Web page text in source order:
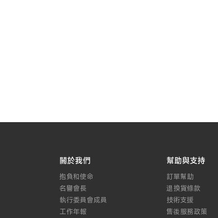
關於我們
抱負和使命
名譽會長
執行委員會成員
工作年報
幫助與支持
訂單幫助
退換貨條款
技術支援
售後服務政策